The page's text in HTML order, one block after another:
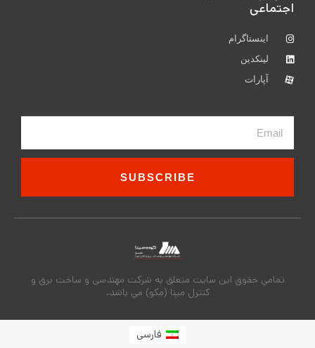
اجتماعی
اینستاگرام
لینکدین
آپارات
SUBSCRIBE
تمامي حقوق اين سايت متعلق به شركت مهندسی و ساخت برق و
کنترل مپنا (مکو) مي باشد.
فارسی